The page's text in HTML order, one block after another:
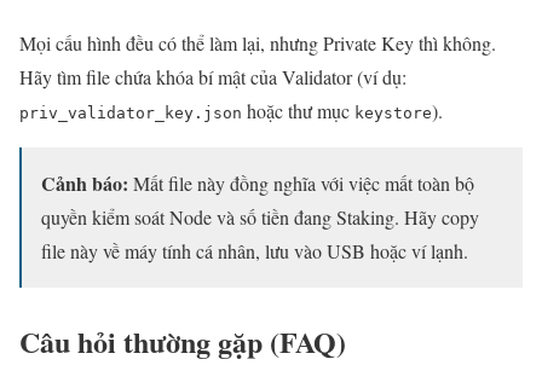
Mọi cấu hình đều có thể làm lại, nhưng Private Key thì không.
Hãy tìm file chứa khóa bí mật của Validator (ví dụ:
priv_validator_key.json hoặc thư mục keystore).
Cảnh báo: Mất file này đồng nghĩa với việc mất toàn bộ
quyền kiểm soát Node và số tiền đang Staking. Hãy copy
file này về máy tính cá nhân, lưu vào USB hoặc ví lạnh.
Câu hỏi thường gặp (FAQ)